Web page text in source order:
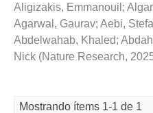
Aligizakis, Emmanouil ;
Agarwal, Gaurav; Aebi,
Abdelwahab, Khaled;
Nick (Nature Research,
Mostrando ítems 1-1 de 1